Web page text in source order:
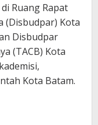
Ruang Rapat
(Disbudpar) Kota
Disbudpar
(TACB) Kota
Kota Batam.